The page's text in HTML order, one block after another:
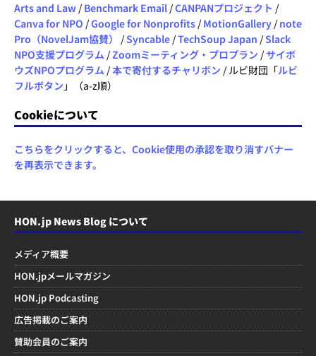
Arts and Law / Benchmark Email /CANPANプロジェクト /
Canva for NPO /Google for Nonprofits / MotionGallery / note
Pro（NovelJam協賛）
/Syncable /TechSoup Japan /Slack
NPO支援プログラム /Zoomミーティング・プロプラン /サイボ
ウズNPOプログラム /本で寄付するチャリボン / ルビ財団「ルビ
フルボタン 」（a-z順）
Cookieについて
こちらをクリックすると、Cookie使用の承認を取り消すバナー
を再表示できます。
HON.jp News Blog について
メディア概要
HON.jpメールマガジン
HON.jp Podcasting
広告掲載のご案内
賛助会員のご案内